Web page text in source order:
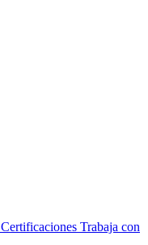
Certificaciones Trabaja con